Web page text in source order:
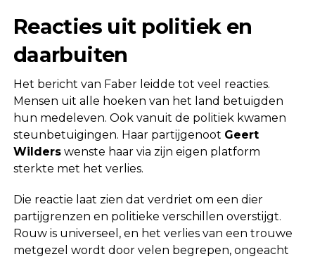
Reacties uit politiek en
daarbuiten
Het bericht van Faber leidde tot veel reacties.
Mensen uit alle hoeken van het land betuigden
hun medeleven. Ook vanuit de politiek kwamen
steunbetuigingen. Haar partijgenoot Geert
Wilderswenste haar via zijn eigen platform
sterkte met het verlies.
Die reactie laat zien dat verdriet om een dier
partijgrenzen en politieke verschillen overstijgt.
Rouw is universeel, en het verlies van een trouwe
metgezel wordt door velen begrepen, ongeacht